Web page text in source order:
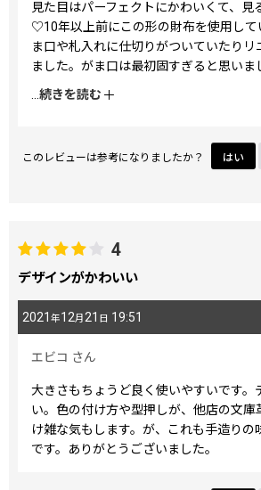
て派手な感じでもなく、すっかりお気に
見た目はパーフェクトにかわいくて、見
♡10年以上前にこの形の財布を使用して
ま口や札入れに仕切りがついていたりリ
ました。がま口は最初固すぎると思いま
きました。札入れは仕切りがありレシー
るのは良いのですが、少し開きづらく出
きつめで取り出しづらいですが、想定内
枚しか入れないので、全体的に革が馴染
...続きを読む
このレビューは参考になりましたか？ はい
4
デザインがかわいい
2021 年12月 21 日 19:51
エビコ さん
大きさもちょうど良く使いやすいです。
い。色の付け方や型押しが、他店の文庫
け雑な気もします。が、これも手造りの
です。ありがとうございました。